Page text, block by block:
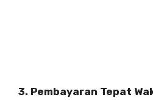
3. Pembayaran Tepat